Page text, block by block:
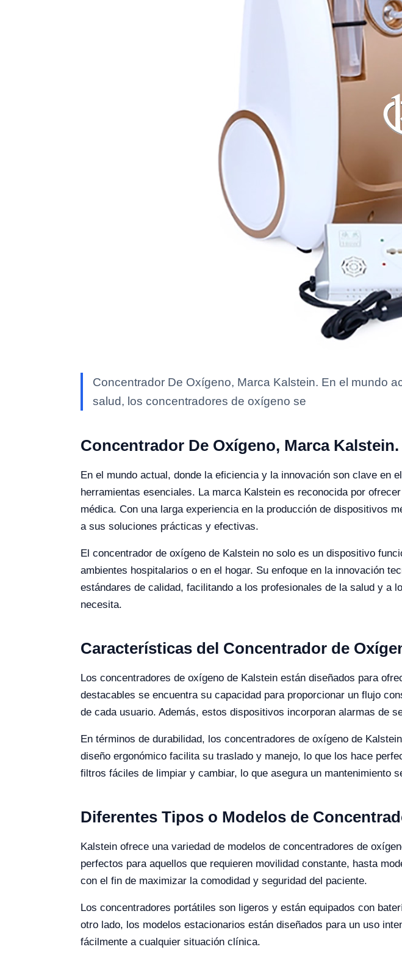
Concentrador De Oxígeno, Marca Kalstein. En el mundo
salud, los concentradores de oxígeno se
Concentrador De Oxígeno, Marca Kalstein.
En el mundo actual, donde la eficiencia y la innovación son clave en
herramientas esenciales. La marca Kalstein es reconocida por
médica. Con una larga experiencia en la producción de dispositivos
a sus soluciones prácticas y efectivas.
El concentrador de oxígeno de Kalstein no solo es un dispositivo
ambientes hospitalarios o en el hogar. Su enfoque en la innovación
estándares de calidad, facilitando a los profesionales de la salud y a
necesita.
Características del Concentrador de
Los concentradores de oxígeno de Kalstein están diseñados para
destacables se encuentra su capacidad para proporcionar un flujo
de cada usuario. Además, estos dispositivos incorporan alarmas de
En términos de durabilidad, los concentradores de oxígeno de
diseño ergonómico facilita su traslado y manejo, lo que los hace
filtros fáciles de limpiar y cambiar, lo que asegura un mantenimiento
Diferentes Tipos o Modelos de
Kalstein ofrece una variedad de modelos de concentradores de
perfectos para aquellos que requieren movilidad constante, hasta
con el fin de maximizar la comodidad y seguridad del paciente.
Los concentradores portátiles son ligeros y están equipados con
otro lado, los modelos estacionarios están diseñados para un uso
fácilmente a cualquier situación clínica.